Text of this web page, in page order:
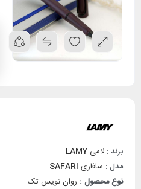
برند: لامی LAMY
مدل: سافاری SAFARI
نوع محصول : روان نویس تک